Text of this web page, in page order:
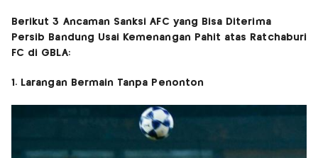
Berikut 3 Ancaman Sanksi AFC yang Bisa Diterima
Persib Bandung Usai Kemenangan Pahit atas Ratchaburi
FC di GBLA:
1. Larangan Bermain Tanpa Penonton